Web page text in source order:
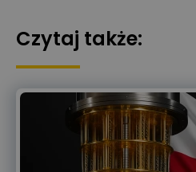
Czytaj także: